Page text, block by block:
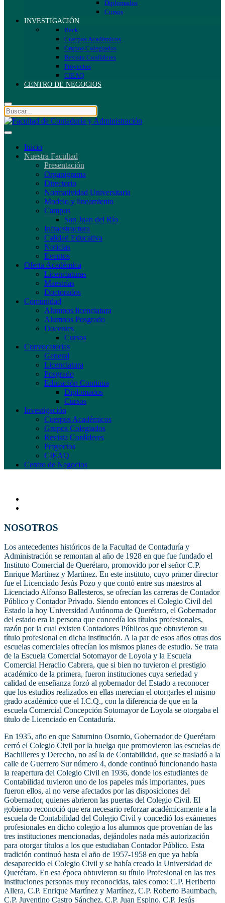
Diplomados
Cursos
INVESTIGACIÓN
Back
Cuerpos Académicos
Grupos Colegiados
Revista Conlíderes
Proyectos
CIEAQ
CENTRO DE NEGOCIOS
Inicio
Nuestra Facultad
Presentación
Organigrama
Directorio
Normatividad Universitaria
Modelo y lineamiento
Campus
San Juan del Río
Infraestructura
Calidad Educativa
Noticias
Eventos
Oferta Académica
Licenciaturas
Maestrías
Doctorados
Comunidad
Alumnos licenciatura
Alumnos Posgrado
Docentes
Cursos
Convocatorias
General
Licenciatura
Posgrado
Educación Continua
Diplomados
Cursos
Investigación
Cuerpos Académicos
Grupos Colegiados
Revista Conlíderes
Proyectos
CIEAQ
Centro de Negocios
NOSOTROS
Los antecedentes históricos de la Facultad de Contaduría y
Administración se remontan al año de 1928 en que fue fundado el
Instituto Comercial de Querétaro, promovido por el señor C.P.
Enrique Martínez y Martínez. En este instituto, cuyo primer director
fue el Licenciado Jesús Pozo y que contó entre sus maestros al
Licenciado Alfonso Ballesteros, se ofrecían las carreras de Contador
Público y Contador Privado. Siendo entonces el Colegio Civil del
Estado la hoy Universidad Autónoma de Querétaro, el Gobernador
del estado era la persona que concedía los títulos profesionales,
razón por la cual existen Contadores Públicos que obtuvieron su
título profesional en dicha institución. A la par de esos años otras dos
escuelas comerciales ofrecían los mismos planes de estudio. Se trata
de la Escuela Comercial Sotomayor de Loyola y la Escuela
Comercial Heraclio Cabrera, que si bien no tuvieron el prestigio
académico de la primera, fueron instituciones cuya seriedad y
calidad de enseñanza forzó al gobernador del Estado a reconocer
que los estudios realizados en ellas merecían el otorgarles el mismo
grado académico que el I.C.Q., con la diferencia de que en la
escuela Comercial Concepción Sotomayor de Loyola se otorgaba el
título de Licenciado en Contaduría.
En 1935, año en que Saturnino Osornio, Gobernador de Querétaro
cerró el Colegio Civil por la huelga que promovieron las escuelas de
Bachilleres y Derecho, no así la de Contabilidad, que se trasladó a la
calle de Guerrero Sur número 4, donde continuó funcionando hasta
la reapertura del Colegio Civil en 1936, donde los estudiantes de
Contabilidad tuvieron uno de los papeles más importantes, pues
fueron ellos, al no verse afectados por las disposiciones del
Gobernador, quienes abrieron las puertas del Colegio Civil. El
gobierno reconoció que era necesario reforzar académicamente a la
escuela de Contabilidad del Colegio Civil y concedió los exámenes
profesionales en dicho colegio a los alumnos que provenían de las
tres instituciones mencionadas, dejándoles nada más autorización
para otorgar títulos a los que estudiaban Contador Público. Esta
tradición continuó hasta el año de 1957-1958 en que ya había
desaparecido el Colegio Civil y se había creado la Universidad de
Querétaro. En esa época obtuvieron su título Profesional en las tres
instituciones personas muy reconocidas, tales como: C.P. Heriberto
Allera, C.P. Enrique Martínez y Martínez, C.P. Roberto Baumbach,
C.P. Juventino Castro Sánchez, C.P. Juan Espino, C.P. Jesús